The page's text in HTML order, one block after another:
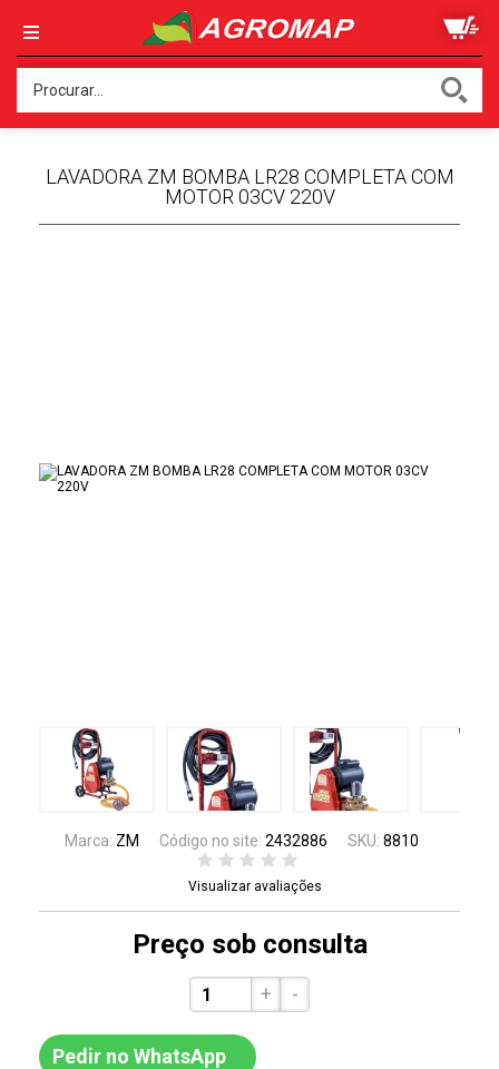
LAVADORA ZM BOMBA LR28 COMPLETA COM
MOTOR 03CV 220V
Marca: ZM Código no site: 2432886 SKU: 8810
Visualizar avaliações
Preço sob consulta
+ -
Pedir no WhatsApp